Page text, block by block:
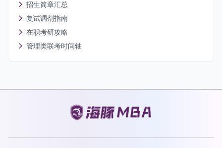
招生简章汇总
复试调剂指南
在职考研攻略
管理类联考时间轴